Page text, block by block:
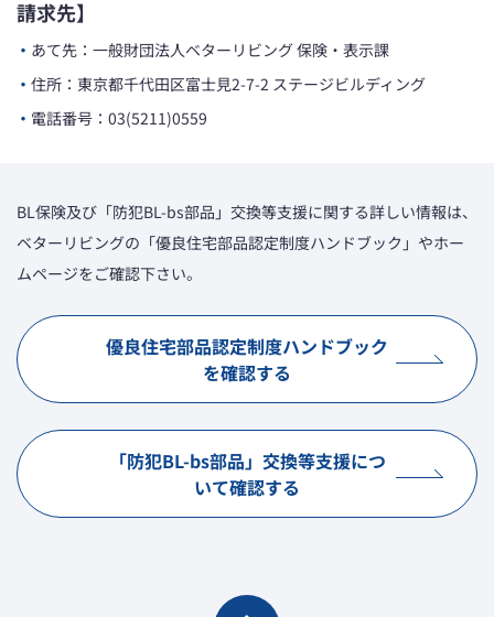
請求先】
・ あて先：一般財団法人ベターリビング 保険・表示課
・ 住所：東京都千代田区富士見2-7-2 ステージビルディング
・ 電話番号：03(5211)0559
BL保険及び「防犯BL-bs部品」交換等支援に関する詳しい情報は、
ベターリビングの「優良住宅部品認定制度ハンドブック」やホー
ムページをご確認下さい。
優良住宅部品認定制度ハンドブック
を確認する
「防犯BL-bs部品」交換等支援につ
いて確認する